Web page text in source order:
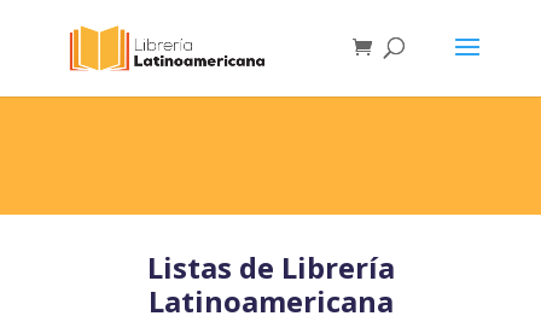
Listas de Librería
Latinoamericana